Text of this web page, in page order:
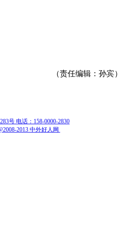
（责任编辑：孙宾）
号 电话：158-0000-2830
2013 中外好人网